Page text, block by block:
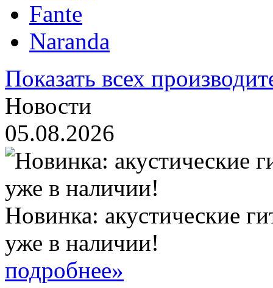
Fante
Naranda
Показать всех
Новости
05.08.2026
Новинка: акустические
уже в наличии!
подробнее»